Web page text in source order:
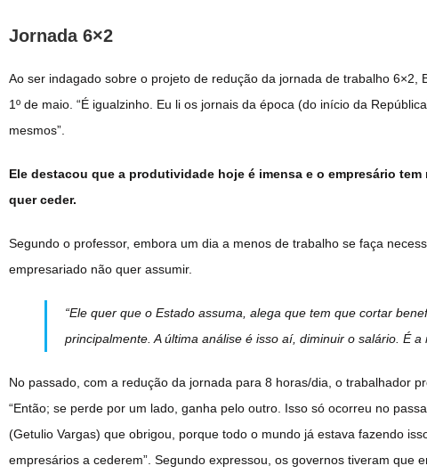
Jornada 6×2
Ao ser indagado sobre o projeto de redução da jornada de trabalho
1º de maio. “É igualzinho. Eu li os jornais da época (do início da
mesmos”.
Ele destacou que a produtividade hoje é imensa e o empresário
quer ceder.
Segundo o professor, embora um dia a menos de trabalho se faça
empresariado não quer assumir.
“Ele quer que o Estado assuma, alega que tem que cortar
principalmente. A última análise é isso aí, diminuir o salário. É a
No passado, com a redução da jornada para 8 horas/dia, o trabalhador
“Então; se perde por um lado, ganha pelo outro. Isso só ocorreu no
(Getulio Vargas) que obrigou, porque todo o mundo já estava fazendo
empresários a cederem”. Segundo expressou, os governos tiveram que